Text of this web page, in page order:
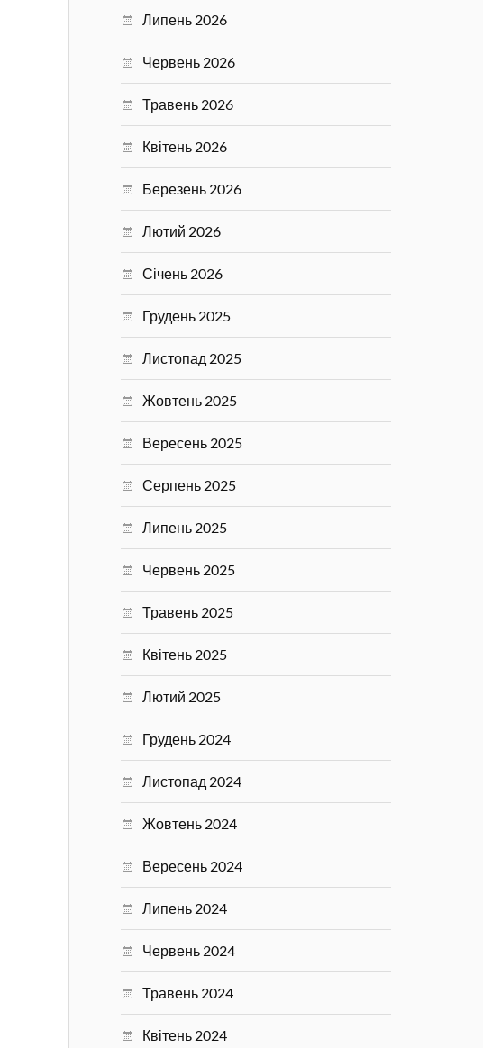
Липень 2026
Червень 2026
Травень 2026
Квітень 2026
Березень 2026
Лютий 2026
Січень 2026
Грудень 2025
Листопад 2025
Жовтень 2025
Вересень 2025
Серпень 2025
Липень 2025
Червень 2025
Травень 2025
Квітень 2025
Лютий 2025
Грудень 2024
Листопад 2024
Жовтень 2024
Вересень 2024
Липень 2024
Червень 2024
Травень 2024
Квітень 2024